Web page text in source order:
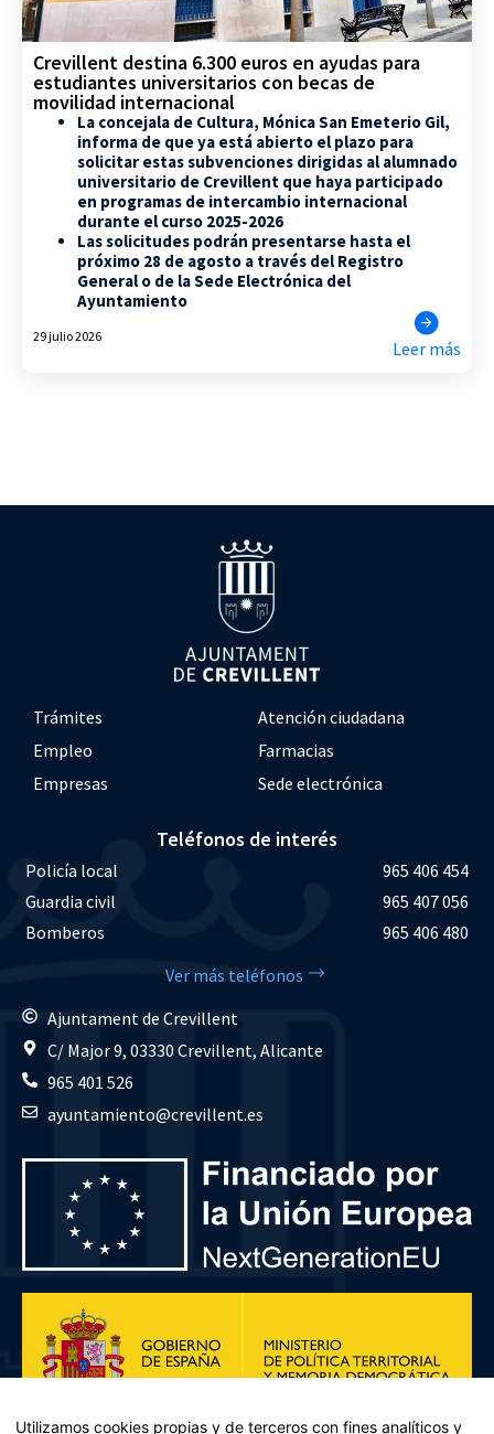
Crevillent destina 6.300 euros en ayudas para
estudiantes universitarios con becas de
movilidad internacional
La concejala de Cultura, Mónica San Emeterio Gil,
informa de que ya está abierto el plazo para
solicitar estas subvenciones dirigidas al alumnado
universitario de Crevillent que haya participado
en programas de intercambio internacional
durante el curso 2025-2026
Las solicitudes podrán presentarse hasta el
próximo 28 de agosto a través del Registro
General o de la Sede Electrónica del
Ayuntamiento
29 julio 2026
Leer más
Trámites
Atención ciudadana
Empleo
Farmacias
Empresas
Sede electrónica
Teléfonos de interés
Policía local
965 406 454
Guardia civil
965 407 056
Bomberos
965 406 480
Ver más teléfonos
Ajuntament de Crevillent
C/ Major 9, 03330 Crevillent, Alicante
965 401 526
ayuntamiento@crevillent.es
Utilizamos cookies propias y de terceros con fines analíticos y